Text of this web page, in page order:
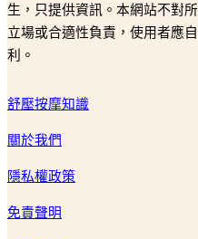
生，只提供資訊。本網站不對
立場或合適性負責，使用者應
利。
舒壓按摩知識
關於我們
隱私權政策
免責聲明